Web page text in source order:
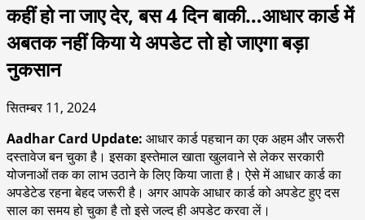
कहीं हो ना जाए देर, बस 4 दिन बाकी…आधार कार्ड में
अबतक नहीं किया ये अपडेट तो हो जाएगा बड़ा
नुकसान
सितम्बर 11, 2024
Aadhar Card Update: आधार कार्ड पहचान का एक अहम और जरूरी
दस्तावेज बन चुका है। इसका इस्तेमाल खाता खुलवाने से लेकर सरकारी
योजनाओं तक का लाभ उठाने के लिए किया जाता है। ऐसे में आधार कार्ड का
अपडेटेड रहना बेहद जरूरी है। अगर आपके आधार कार्ड को अपडेट हुए दस
साल का समय हो चुका है तो इसे जल्द ही अपडेट करवा लें।